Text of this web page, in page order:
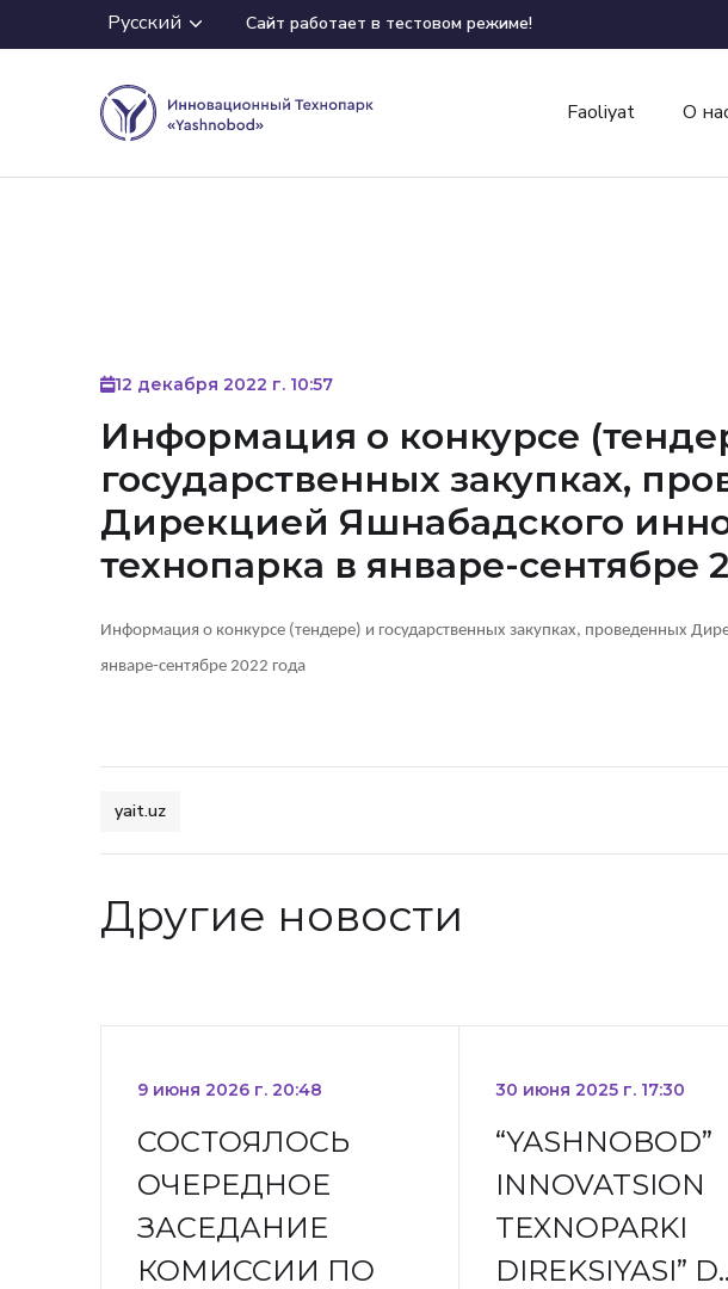
Русский Сайт работает в тестовом режиме!
Faoliyat О
12 декабря 2022 г. 10:57
Информация о конкурсе
государственных закупках,
Дирекцией Яшнабадского
технопарка в январе-сентябре
Информация о конкурсе (тендере) и государственных закупках, проведенных
январе-сентябре 2022 года
yait.uz
Другие новости
9 июня 2026 г. 20:48
СОСТОЯЛОСЬ
ОЧЕРЕДНОЕ
ЗАСЕДАНИЕ
КОМИССИИ ПО
30 июня 2025 г. 17:30
“YASHNOBOD”
INNOVATSION
TEXNOPARKI
DIREKSIYASI”